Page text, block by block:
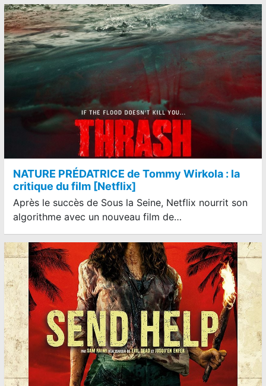
NATURE PRÉDATRICE de Tommy Wirkola : la
critique du film [Netflix]
Après le succès de Sous la Seine, Netflix nourrit son
algorithme avec un nouveau film de…